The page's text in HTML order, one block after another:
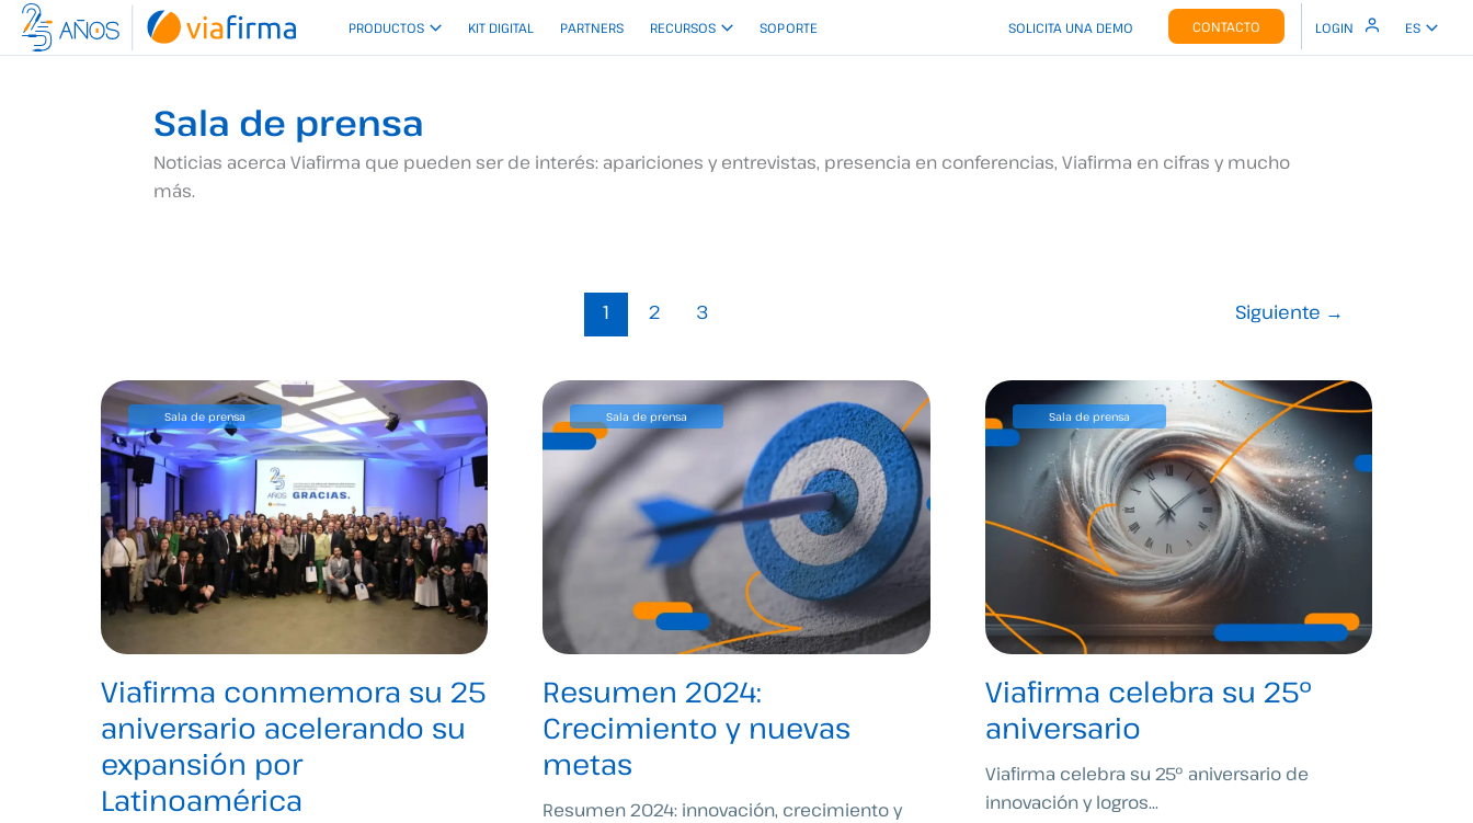
PRODUCTOS KIT DIGITAL PARTNERS RECURSOS SOPORTE SOLICITA UNA DEMO CONTACTO LOGIN ES
Sala de prensa
Noticias acerca Viafirma que pueden ser de interés: apariciones y entrevistas, presencia en conferencias, Viafirma en cifras y mucho
más.
1 2 3 Siguiente →
Viafirma conmemora su 25
aniversario acelerando su
expansión por
Latinoamérica
Sala de prensa
Resumen 2024:
Crecimiento y nuevas
metas
Sala de prensa
Resumen 2024: innovación, crecimiento y
Viafirma celebra su 25º
aniversario
Sala de prensa
Viafirma celebra su 25º aniversario de
innovación y logros...